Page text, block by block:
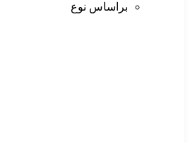
براساس نوع